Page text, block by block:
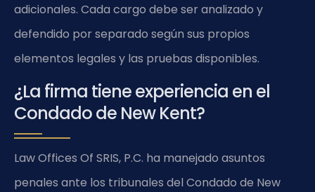
adicionales. Cada cargo debe ser analizado y
defendido por separado según sus propios
elementos legales y las pruebas disponibles.
¿La firma tiene experiencia en el
Condado de New Kent?
Law Offices Of SRIS, P.C. ha manejado asuntos
penales ante los tribunales del Condado de New